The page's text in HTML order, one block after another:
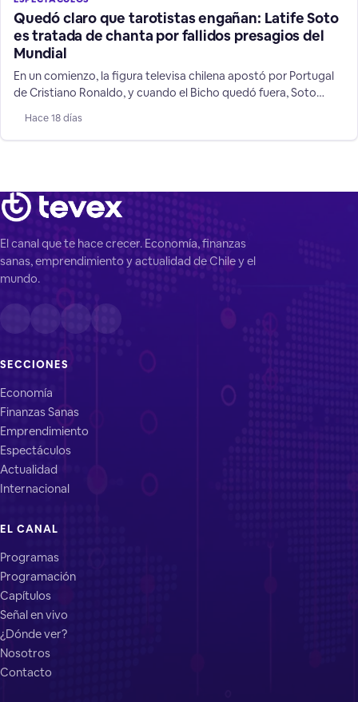
Quedó claro que tarotistas engañan: Latife Soto
es tratada de chanta por fallidos presagios del
Mundial
En un comienzo, la figura televisa chilena apostó por Portugal
de Cristiano Ronaldo, y cuando el Bicho quedó fuera, Soto
rubro de supuestos "videntes".
Hace 18 días
El canal que te hace crecer. Economía, finanzas
sanas, emprendimiento y actualidad de Chile y el
mundo.
SECCIONES
Economía
Finanzas Sanas
Emprendimiento
Espectáculos
Actualidad
Internacional
EL CANAL
Programas
Programación
Capítulos
Señal en vivo
¿Dónde ver?
Nosotros
Contacto